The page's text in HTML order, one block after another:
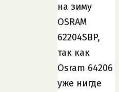
на зиму
OSRAM
62204SBP,
так как
Osram 64206
уже нигде